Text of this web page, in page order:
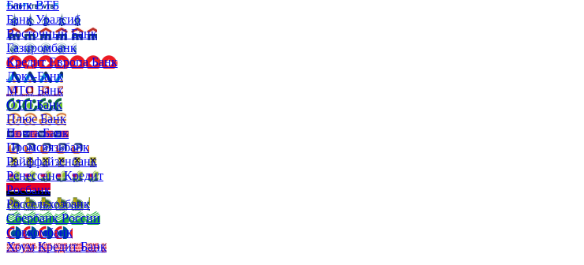
Банк ВТБ
Банк Уралсиб
Восточный Банк
Газпромбанк
Кредит Европа Банк
Локо-Банк
МТС Банк
ОТП Банк
Плюс Банк
Почта Банк
Промсвязьбанк
Райффайзенбанк
Ренессанс Кредит
Росбанк
Россельхозбанк
Сбербанк России
Совкомбанк
Хоум Кредит Банк